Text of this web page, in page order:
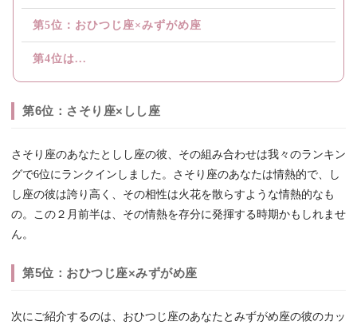
第5位：おひつじ座×みずがめ座
第4位は...
第6位：さそり座×しし座
さそり座のあなたとしし座の彼、その組み合わせは我々のランキン
グで6位にランクインしました。さそり座のあなたは情熱的で、し
し座の彼は誇り高く、その相性は火花を散らすような情熱的なも
の。この２月前半は、その情熱を存分に発揮する時期かもしれませ
ん。
第5位：おひつじ座×みずがめ座
次にご紹介するのは、おひつじ座のあなたとみずがめ座の彼のカッ